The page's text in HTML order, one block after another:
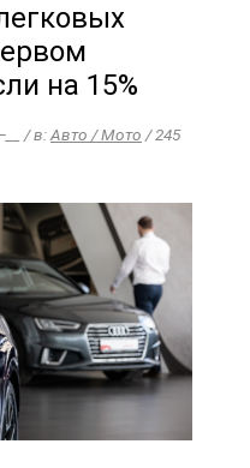
на 15%
/ в:Авто / Мото / 245